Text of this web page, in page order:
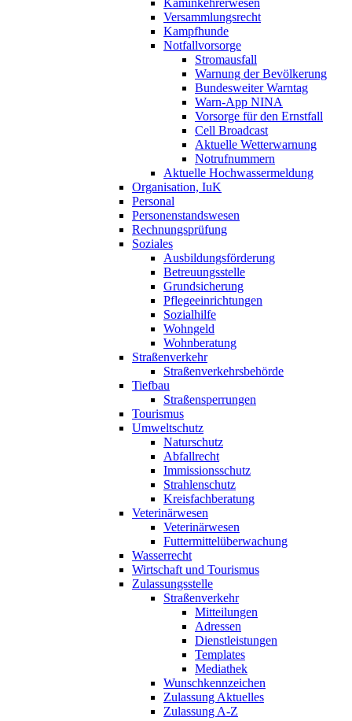
Kaminkehrerwesen
Versammlungsrecht
Kampfhunde
Notfallvorsorge
Stromausfall
Warnung der Bevölkerung
Bundesweiter Warntag
Warn-App NINA
Vorsorge für den Ernstfall
Cell Broadcast
Aktuelle Wetterwarnung
Notrufnummern
Aktuelle Hochwassermeldung
Organisation, IuK
Personal
Personenstandswesen
Rechnungsprüfung
Soziales
Ausbildungsförderung
Betreuungsstelle
Grundsicherung
Pflegeeinrichtungen
Sozialhilfe
Wohngeld
Wohnberatung
Straßenverkehr
Straßenverkehrsbehörde
Tiefbau
Straßensperrungen
Tourismus
Umweltschutz
Naturschutz
Abfallrecht
Immissionsschutz
Strahlenschutz
Kreisfachberatung
Veterinärwesen
Veterinärwesen
Futtermittelüberwachung
Wasserrecht
Wirtschaft und Tourismus
Zulassungsstelle
Straßenverkehr
Mitteilungen
Adressen
Dienstleistungen
Templates
Mediathek
Wunschkennzeichen
Zulassung Aktuelles
Zulassung A-Z